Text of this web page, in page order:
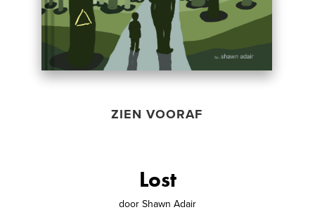
ZIEN VOORAF
Lost
door Shawn Adair